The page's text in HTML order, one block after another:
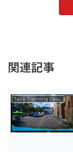
関連記事
Tacx Trainning Desktop App